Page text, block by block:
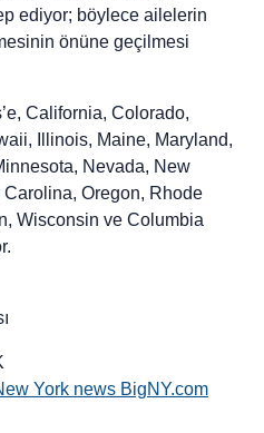
ediyor; böylece ailelerin
önüne geçilmesi
California, Colorado,
Illinois, Maine, Maryland,
Nevada, New
Oregon, Rhode
Wisconsin ve Columbia
York news BigNY.com